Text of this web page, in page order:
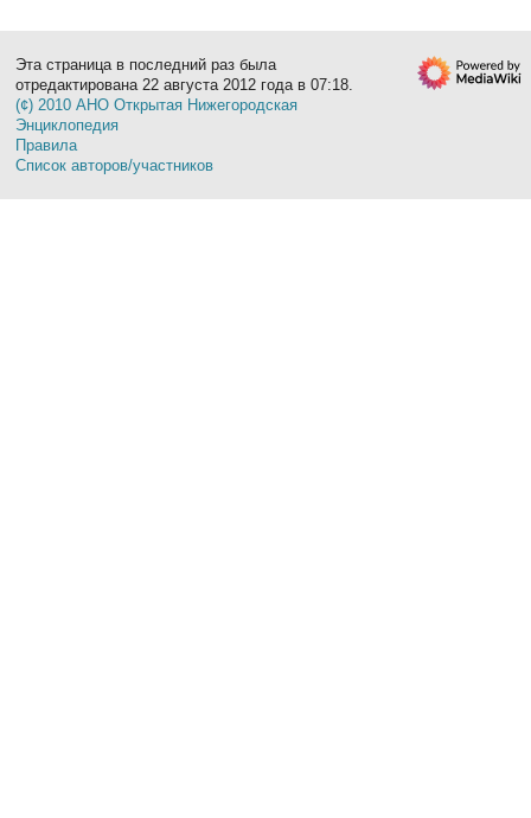
Эта страница в последний раз была
отредактирована 22 августа 2012 года в 07:18.
(¢) 2010 АНО Открытая Нижегородская
Энциклопедия
Правила
Список авторов/участников